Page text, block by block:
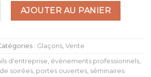
GLACE PILÉE
AJOUTER AU PANIER
: Glaçons, Vente
d'entreprise, évènements professionnels,
soirées, portes ouvertes, séminaires